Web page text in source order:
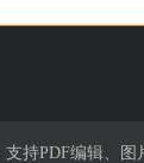
持PDF编辑、